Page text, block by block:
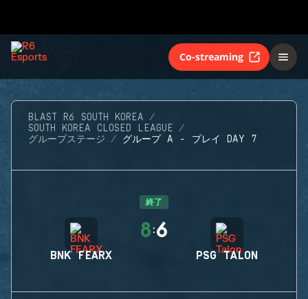
Co-streaming
BLAST R6 SOUTH KOREA
SOUTH KOREA CLOSED LEAGUE
グループステージ
グループ A - プレイ DAY 7
終了
BNK FEARX
8 :6
PSG TALON